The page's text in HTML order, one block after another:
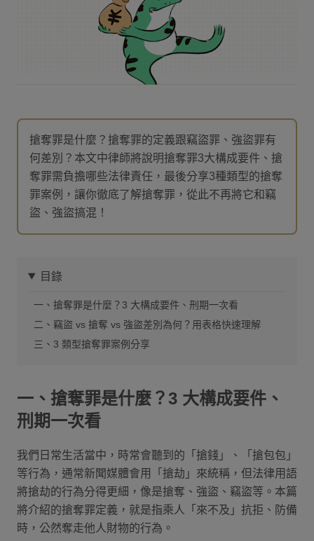
搶奪罪是什麼？搶奪罪的定義跟竊盜罪、強盜罪有
何差別？本文中律師將說明搶奪罪3大構成要件、搶
奪罪需負擔哪些法律責任，最後分享3種類型的搶奪
罪案例，讓你徹底了解搶奪罪，從此不再將它和竊
盜、強盜搞混！
目錄
一、搶奪罪是什麼？3 大構成要件、刑期一次看
二、竊盜 vs 搶奪 vs 強盜差別為何？用表格快速理解
三、3 類型搶奪罪案例分享
一、搶奪罪是什麼？3 大構成要件、
刑期一次看
我們日常生活當中，時常會聽到的「搶錢」、「搶包包」
等行為，通常新聞媒體會用「搶劫」來統稱，但法律用語
將搶劫的行為分得更細，像是搶奪、強盜、竊盜等。本篇
將介紹的搶奪罪定義，就是指乘人「來不及」抗拒、防備
時，公然奪走他人財物的行為。